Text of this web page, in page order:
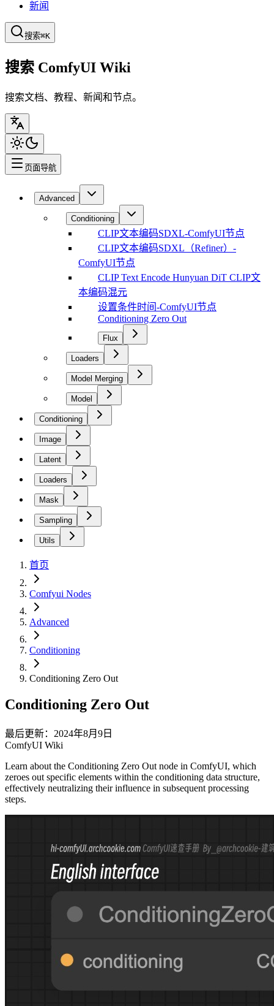
新闻
搜索⌘K
搜索 ComfyUI Wiki
搜索文档、教程、新闻和节点。
页面导航
Advanced
Conditioning
CLIP文本编码SDXL-ComfyUI节点
CLIP文本编码SDXL（Refiner）-
ComfyUI节点
CLIP Text Encode Hunyuan DiT CLIP文
本编码混元
设置条件时间-ComfyUI节点
Conditioning Zero Out
Flux
Loaders
Model Merging
Model
Conditioning
Image
Latent
Loaders
Mask
Sampling
Utils
首页
Comfyui Nodes
Advanced
Conditioning
Conditioning Zero Out
Conditioning Zero Out
最后更新：2024年8月9日
ComfyUI Wiki
Learn about the Conditioning Zero Out node in ComfyUI, which
zeroes out specific elements within the conditioning data structure,
effectively neutralizing their influence in subsequent processing
steps.